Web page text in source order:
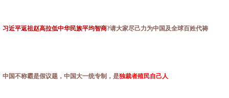
习近平返祖赵高拉低中华民族平均智商?请大家尽己力为中国及全球百姓代祷
中国不称霸是假议题，中国大一统专制，是独裁者殖民自己人